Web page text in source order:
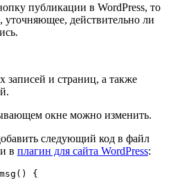
публикации в WordPress, то
действительно ли
записей и страниц, а также
окне можно изменить.
следующий код в файл
в плагин для сайта WordPress:
{